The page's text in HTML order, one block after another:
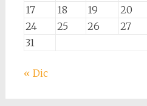
17
18 19 20
24
25 26 27
31
« Dic